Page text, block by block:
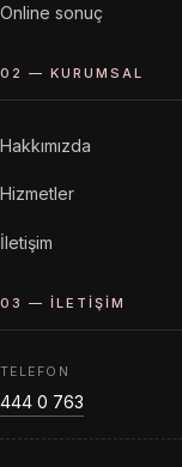
Online sonuç
02 — KURUMSAL
Hakkımızda
Hizmetler
İletişim
03 — İLETIŞIM
TELEFON
444 0 763